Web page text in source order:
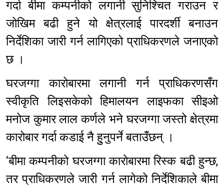
गर्दा बीमा कम्पनीको लगानी सुनिश्चित गराउन र
जोखिम बढी हुने यो क्षेत्रलाई पारदर्शी बनाउन
निर्देशिका जारी गर्न लागिएको प्राधिकरणले जनाएको
छ ।
घरजग्गा कारोबारमा लगानी गर्न प्राधिकरणसँग
स्वीकृति लिइसकेको हिमालयन लाइफका सीइओ
मनोज कुमार लाल कर्णले भने घरजग्गा जस्तो क्षेत्रमा
कारोबार गर्दा कडाई नै हुुनुपर्ने बताउँछन् ।
‘बीमा कम्पनीको घरजग्गा कारोबारमा रिस्क बढी हुन्छ,
तर प्राधिकरणले जारी गर्न लागेको निर्देशिकाले बीमा